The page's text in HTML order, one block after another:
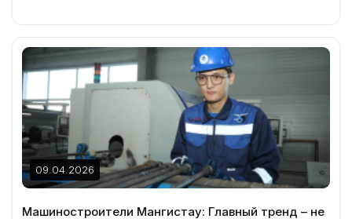
09.04.2026
Машиностроители Мангистау: Главный тренд – не